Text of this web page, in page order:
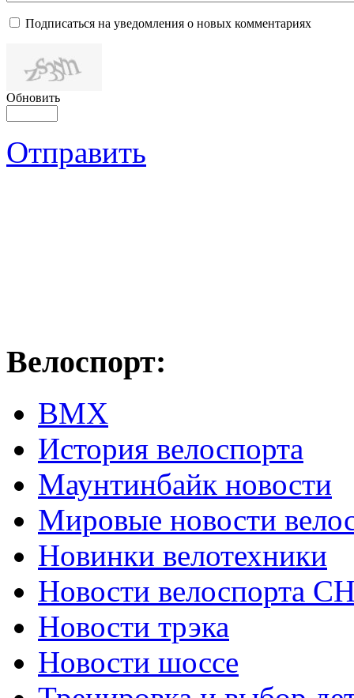
Подписаться на уведомления о новых комментариях
Обновить
Отправить
Велоспорт:
ВМХ
История велоспорта
Маунтинбайк новости
Мировые новости
Новинки велотехники
Новости велоспорта
Новости трэка
Новости шоссе